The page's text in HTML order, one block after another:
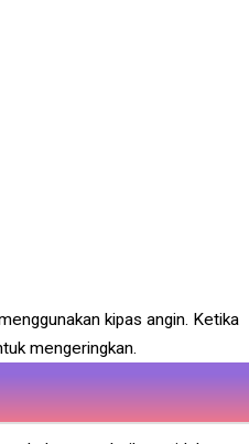
kipas angin. Ketika
mengeringkan.